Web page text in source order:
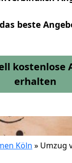
beste
kostenlose
erhalten
Köln » Umzug